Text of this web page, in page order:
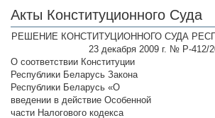
Акты Конституционного Суда
РЕШЕНИЕ КОНСТИТУЦИОННОГО СУДА
23 декабря 2009 г. № Р-412/
О соответствии Конституции
Республики Беларусь Закона
Республики Беларусь «О
введении в действие Особенной
части Налогового кодекса